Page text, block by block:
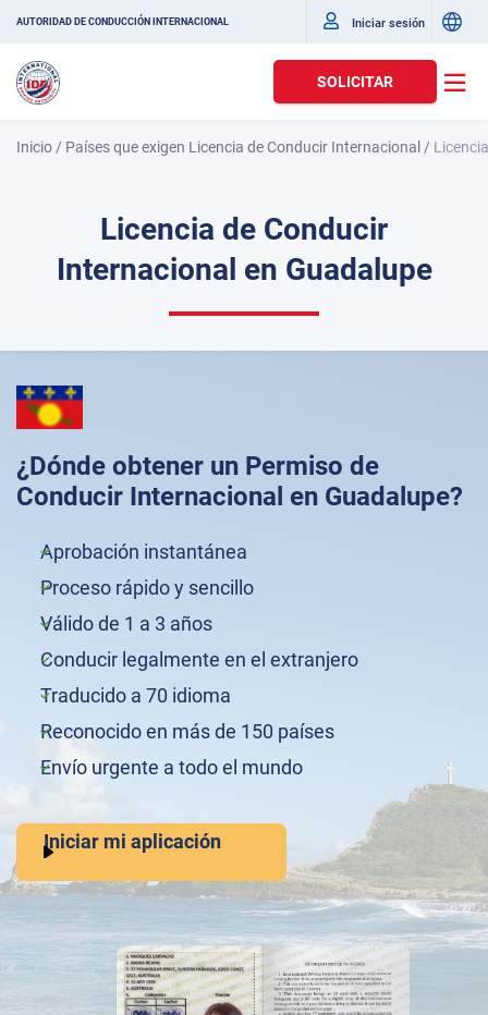
AUTORIDAD DE CONDUCCIÓN INTERNACIONAL Iniciar sesión
SOLICITAR
Inicio / Países que exigen Licencia de Conducir Internacional /
Licencia de Conducir
Internacional en Guadalupe
¿Dónde obtener un Permiso de
Conducir Internacional en Guadalupe?
Aprobación instantánea
Proceso rápido y sencillo
Válido de 1 a 3 años
Conducir legalmente en el extranjero
Traducido a 70 idioma
Reconocido en más de 150 países
Envío urgente a todo el mundo
Iniciar mi aplicación